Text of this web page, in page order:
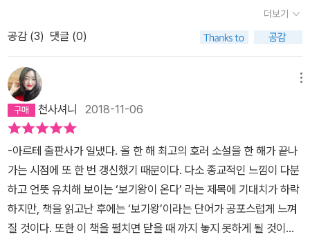
공포를 느끼고 현실 같이 다가오는건, 무엇때문인지 궁금하다. 처음
엔 흡입력이 대단해서 그런 생각조차 하지 못하게 만들었지만.... 다시
읽기가 무섭다.기억을 더듬어서 이소설이 공포를 어떻게 독자들에게
안겨주었냐면오컬트에 대해 진부한 시선을 일부 버렸고, 이전부터 내
려오던 민간의 역사와 사람의 믿음과 좁은 시야, 경험에서 귀결되
는 공포를 정의했기에 납득할만 했다.그리고 소설의 구성을 세 가지
시선으로 나눈건 공포에 대해 더 객관성을 가지게 만들어주었다.
더보기
공감 (3) 댓글 (0)
천사셔니 2018-11-06
-아르테 출판사가 일냈다. 올 한 해 최고의 호러 소설을 한 해가 끝나
가는 시점에 또 한 번 갱신했기 때문이다. 다소 종교적인 느낌이 다분
하고 언뜻 유치해 보이는 ‘보기왕이 온다’ 라는 제목에 기대치가 하락
하지만, 책을 읽고난 후에는 ‘보기왕’이라는 단어가 공포스럽게 느껴
질 것이다. 또한 이 책을 펼치면 닫을 때 까지 놓지 못하게 될 것이라